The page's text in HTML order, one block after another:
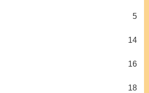
5
14
16
18